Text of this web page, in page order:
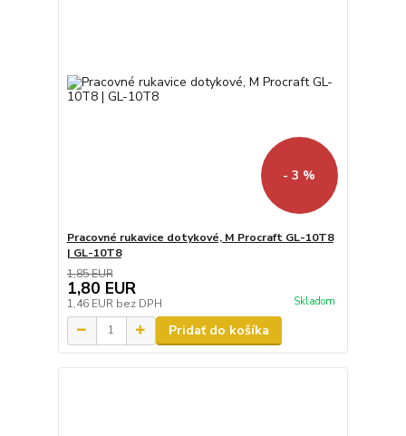
- 3 %
Pracovné rukavice dotykové, M Procraft GL-10T8
| GL-10T8
1,85 EUR
1,80 EUR
1,46 EUR bez DPH Skladom
Pridať do košíka